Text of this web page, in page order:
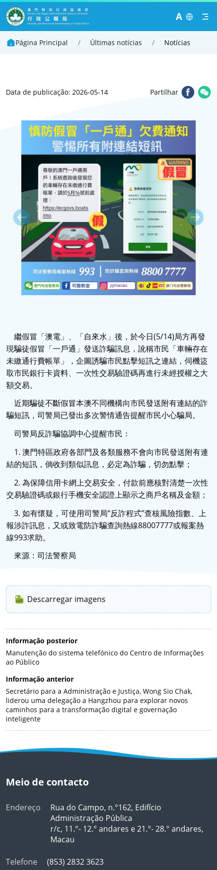
A
Página Principal / Últimas notícias / Notícias
Data de publicação: 2026-05-14 Partilhar
繼假冒「澳電」、「自來水」後，於今日(5/14)局方再發
現騙徒假冒「一戶通」發送詐騙訊息，訛稱市民「車輛存在
未繳通行費帳單」，企圖誘騙市民點擊短訊之連結，伺機盜
取市民銀行卡資料、一次性交易驗證碼再進行未經授權之大
額交易。
近期騙徒不斷假冒本澳不同機構向市民發送附有連結的詐
騙短訊，司警局已發出多次警情通告提醒市民小心騙局。
司警局反詐騙協調中心提醒市民：
1. 澳門特區政府各部門及各類服務不會向市民發送附有連
結的短訊，倘收到類似訊息，必定為詐騙，切勿點擊；
2. 為保障信用卡網上交易安全，付款前應核對清楚一次性
交易驗證碼或銀行手機安全認證上顯示之商戶名稱及金額；
3. 如有懷疑，可使用司警局“反詐程式”查核風險指數、上
報涉詐訊息，又或致電防詐騙查詢熱線88007777或報案熱
線993求助。
來源：司法警察局
Descarregar imagens
Informação posterior
Manutenção do sistema telefónico do Centro de Informações
ao Público
Informação anterior
Secretário para a Administração e Justiça, Wong Sio Chak,
liderou uma delegação a Hangzhou para explorar novos
caminhos para a transformação digital e governação
inteligente
Meio de contacto
Endereço
Rua do Campo, n.°162, Edifício
Administração Pública
r/c, 11.°- 12.° andares e 21.°- 28.° andares,
Macau
Telefone (853) 2832 3623